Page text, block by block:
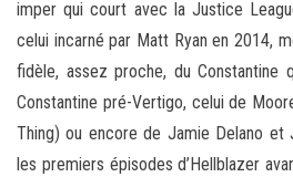
imper qui court avec la Justice
celui incarné par Matt Ryan en 2014,
fidèle, assez proche, du Constantine
Constantine pré-Vertigo, celui de
Thing) ou encore de Jamie Delano et
les premiers épisodes d’Hellblazer